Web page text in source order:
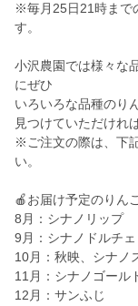
※毎月25日21時まで
す。
小沢農園では様々な
にぜひ
いろいろな品種のり
見つけていただけれ
※ご注文の際は、下
い。
🍎お届け予定のりん
8月：シナノリップ
9月：シナノドルチェ
10月：秋映、シナノ
11月：シナノゴール
12月：サンふじ